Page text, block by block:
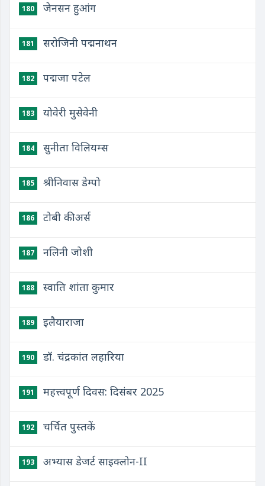
180 जेनसन हुआंग
181 सरोजिनी पद्मनाथन
182 पद्मजा पटेल
183 योवेरी मुसेवेनी
184 सुनीता विलियम्स
185 श्रीनिवास डेम्पो
186 टोबी कीअर्स
187 नलिनी जोशी
188 स्वाति शांता कुमार
189 इलैयाराजा
190 डॉ. चंद्रकांत लहारिया
191 महत्त्वपूर्ण दिवस: दिसंबर 2025
192 चर्चित पुस्तकें
193 अभ्यास डेजर्ट साइक्लोन-II